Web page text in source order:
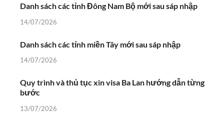
Danh sách các tỉnh Đông Nam Bộ mới sau sáp nhập
14/07/2026
Danh sách các tỉnh miền Tây mới sau sáp nhập
14/07/2026
Quy trình và thủ tục xin visa Ba Lan hướng dẫn từng
bước
13/07/2026